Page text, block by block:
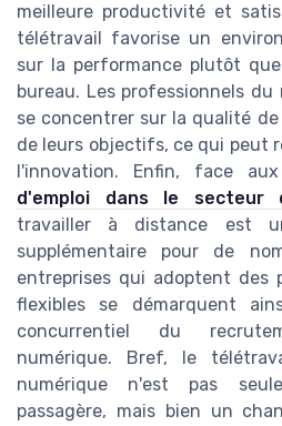
meilleure productivité et
télétravail favorise un
sur la performance plutôt
bureau. Les professionnels
se concentrer sur la qualité
de leurs objectifs, ce qui peut
l'innovation. Enfin, face aux
d'emploi dans le secteur
travailler à distance est
supplémentaire pour de
entreprises qui adoptent des
flexibles se démarquent
concurrentiel du
numérique. Bref, le
numérique n'est pas
passagère, mais bien un